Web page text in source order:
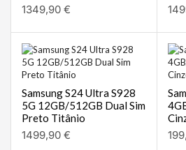
1349,90 €
Samsung S24 Ultra S928
5G 12GB/512GB Dual Sim
Preto Titânio
1499,90 €